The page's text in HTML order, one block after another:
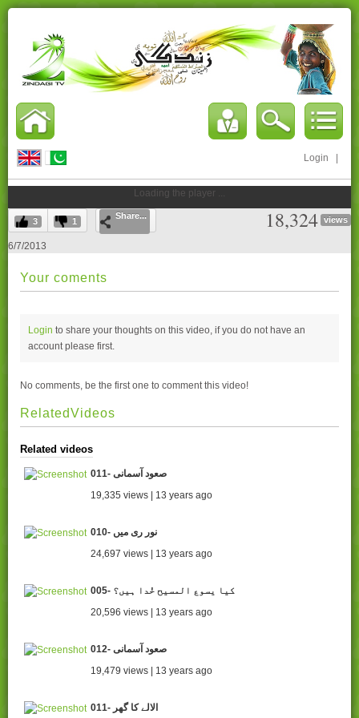
Login
Loading the player ...
3 1
Share... 18,324 views
6/7/2013
Your coments
Login to share your thoughts on this video, if you do not have an
account please first.
No comments, be the first one to comment this video!
RelatedVideos
Related videos
011- صعود آسمانی
19,335 views | 13 years ago
010- نور ری میں
24,697 views | 13 years ago
005- کیا یسوع المسیح خُدا ہیں؟
20,596 views | 13 years ago
012- صعود آسمانی
19,479 views | 13 years ago
011- الالے کا گھر